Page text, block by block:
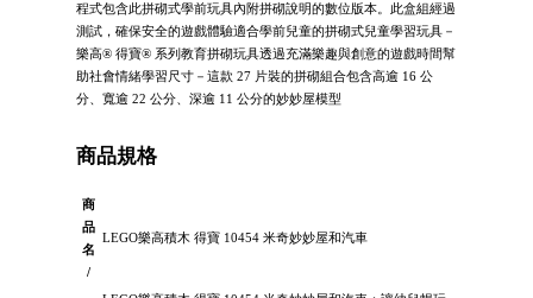
程式包含此拼砌式學前玩具內附拼砌說明的數位版本。此盒組經過
測試，確保安全的遊戲體驗適合學前兒童的拼砌式兒童學習玩具－
樂高® 得寶® 系列教育拼砌玩具透過充滿樂趣與創意的遊戲時間幫
助社會情緒學習尺寸－這款 27 片裝的拼砌組合包含高逾 16 公
分、寬逾 22 公分、深逾 11 公分的妙妙屋模型
商品規格
商
品
名
/
LEGO樂高積木 得寶 10454 米奇妙妙屋和汽車